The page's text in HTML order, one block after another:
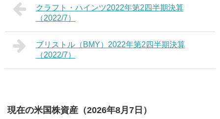
クラフト・ハインツ2022年第2四半期決算
（2022/7）
ブリストル（BMY）2022年第2四半期決算
（2022/7）
現在の米国株資産（2026年8月7日）